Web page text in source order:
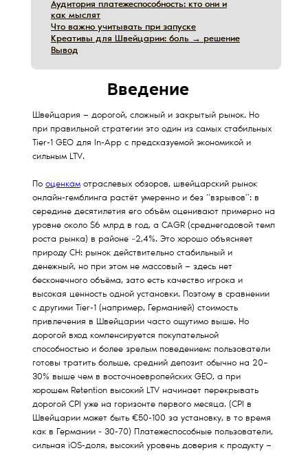
Аудитория платежеспособность: кто они и
как мыслят
Аудитория платежеспособность: кто они и
как мыслят
Вывод
Вывод
Что важно учитывать при запуске
Что важно учитывать при запуске
Креативы для Швейцарии: боль → решение
Креативы для Швейцарии: боль → решение
Введение
Швейцария — дорогой, сложный и закрытый рынок. Но
при правильной стратегии это один из самых стабильных
Tier-1 GEO для In-App с предсказуемой экономикой и
сильным LTV.
По оценкам отраслевых обзоров, швейцарский рынок
онлайн-гемблинга растёт умеренно и без “взрывов”: в
середине десятилетия его объём оценивают примерно на
уровне около $6 млрд в год, а CAGR (среднегодовой темп
роста рынка) в районе ~2,4%. Это хорошо объясняет
природу CH: рынок действительно стабильный и
денежный, но при этом не массовый — здесь нет
бесконечного объёма, зато есть качество игрока и
высокая ценность одной установки. Поэтому в сравнении
с другими Tier-1 (например, Германией) стоимость
привлечения в Швейцарии часто ощутимо выше. Но
дорогой вход компенсируется покупательной
способностью и более зрелым поведением: пользователи
готовы тратить больше, средний депозит обычно на 20–
30% выше чем в восточноевропейских GEO, а при
хорошем Retention высокий LTV начинает перекрывать
дорогой CPI уже на горизонте первого месяца. (CPI в
Швейцарии может быть €50-100 за установку, в то время
как в Германии - 30-70) Платежеспособные пользователи,
сильная iOS-доля, высокий уровень доверия к продукту —